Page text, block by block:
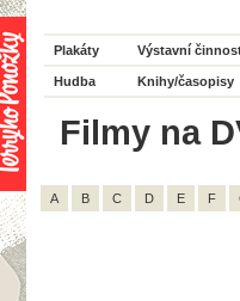
Plakáty Výstavní
Hudba Knihy/časopisy
Filmy na
A B C D E F